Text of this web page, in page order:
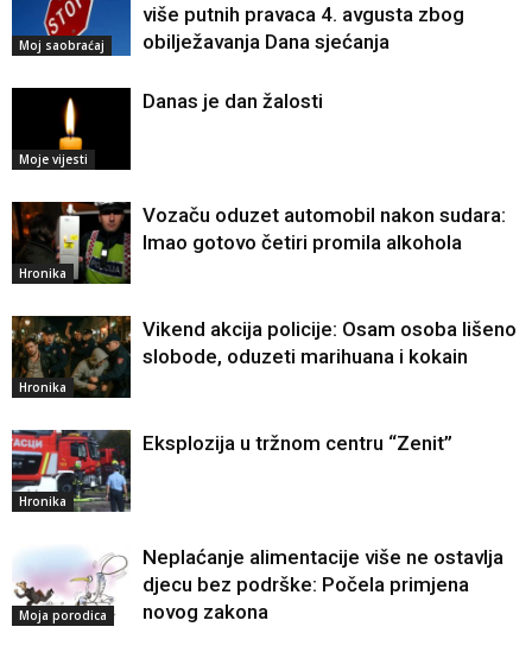
Moj saobraćaj
više putnih pravaca 4. avgusta zbog
obilježavanja Dana sjećanja
Moje vijesti
Danas je dan žalosti
Hronika
Vozaču oduzet automobil nakon sudara:
Imao gotovo četiri promila alkohola
Hronika
Vikend akcija policije: Osam osoba lišeno
slobode, oduzeti marihuana i kokain
Hronika
Eksplozija u tržnom centru “Zenit”
Moja porodica
Neplaćanje alimentacije više ne ostavlja
djecu bez podrške: Počela primjena
novog zakona